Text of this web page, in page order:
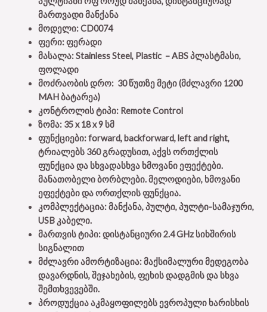
მართვადი მანქანა
მოდელი: CD0074
ფერი: ფერადი
მასალა: Stainless Steel, Plastic – ABS პლასტმასი,
ფოლადი
მოძრაობის დრო: 30 წუთზე მეტი (მძლავრი 1200
MAH ბატარეა)
კონტროლის ტიპი: Remote Control
ზომა: 35 x 18 x 9 სმ
ფუნქციები: forward, backforward, left and right,
ტრიალებს 360 გრადუსით, აქვს ორთქლის
ფუნქცია და სხვადასხვა ხმოვანი ეფექტები.
მანათობელი ბორბლები. მელოდიები, ხმოვანი
ეფექტები და ორთქლის ფუნქცია.
კომპლექტაცია: მანქანა, პულტი, პულტი-სამაჯური,
USB კაბელი.
მართვის ტიპი: დისტანციური 2.4 GHz სიხშირის
სიგნალით
მძლავრი ამორტიზაცია: მაქსიმალური მედეგობა
დავარდნის, შეჯახების, ფეხის დადგმის და სხვა
შემთხვევებში.
პროდუქცია აკმაყოფილებს ევროპული ხარისხის